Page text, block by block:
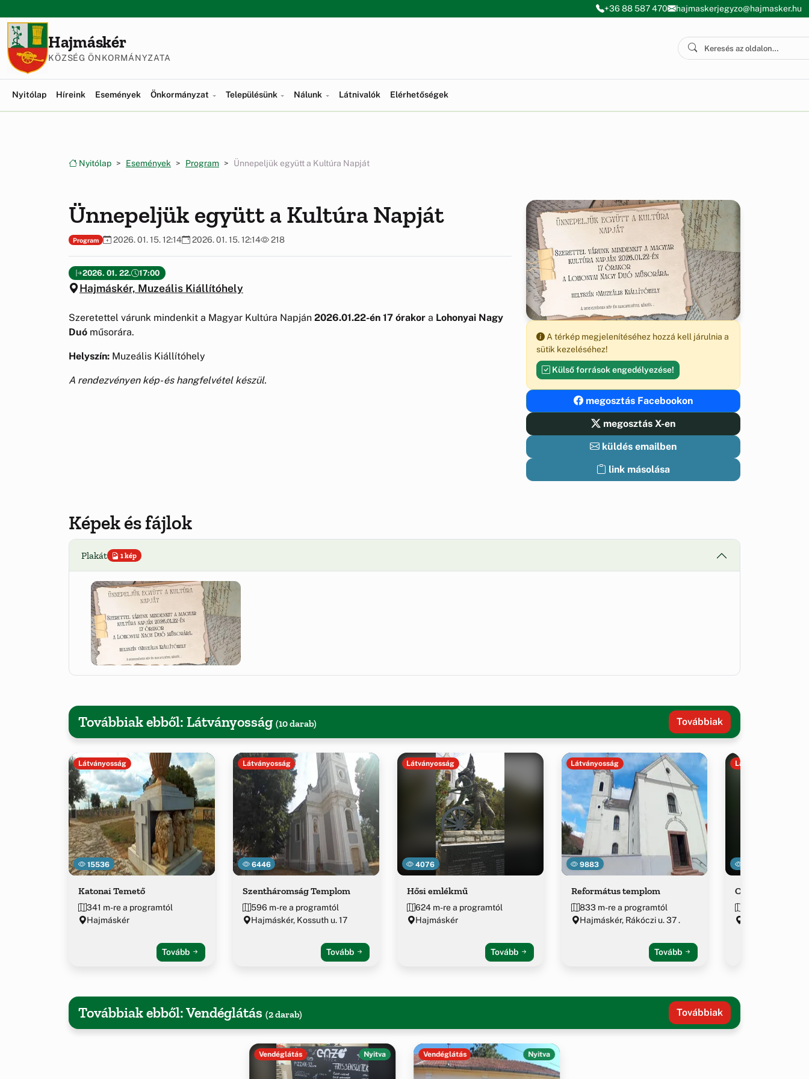
+36 88 587 470 hajmaskerjegyzo@hajmasker.hu
Hajmáskér
KÖZSÉG ÖNKORMÁNYZATA
Nyitólap Híreink Események Önkormányzat Településünk Nálunk Látnivalók Elérhetőségek
Nyitólap Események Program Ünnepeljük együtt a Kultúra Napját
Ünnepeljük együtt a Kultúra Napját
Program 2026. 01. 15. 12:14 2026. 01. 15. 12:14 218
2026. 01. 22. 17:00
Hajmáskér, Muzeális Kiállítóhely
Szeretettel várunk mindenkit a Magyar Kultúra Napján 2026.01.22-én 17 órakor a Lohonyai Nagy
Duó műsorára.
Helyszín: Muzeális Kiállítóhely
A rendezvényen kép- és hangfelvétel készül.
A térkép megjelenítéséhez hozzá kell járulnia a
sütik kezeléséhez!
Külső források engedélyezése!
megosztás Facebookon
megosztás X-en
küldés emailben
link másolása
Képek és fájlok
Plakát 1 kép
Továbbiak ebből: Látványosság (10 darab) Továbbiak
15536
Látványosság
Katonai Temető
341 m-re a programtól
Hajmáskér
Tovább
6446
Látványosság
Szentháromság Templom
596 m-re a programtól
Hajmáskér, Kossuth u. 17
Tovább
4076
Látványosság
Hősi emlékmű
624 m-re a programtól
Hajmáskér
Tovább
9883
Látványosság
Református templom
833 m-re a programtól
Hajmáskér, Rákóczi u. 37 .
Tovább
Látványosság
Ciszterci
Továbbiak ebből: Vendéglátás (2 darab) Továbbiak
Vendéglátás Nyitva Vendéglátás Nyitva